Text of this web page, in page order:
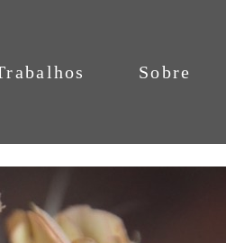
Sobre